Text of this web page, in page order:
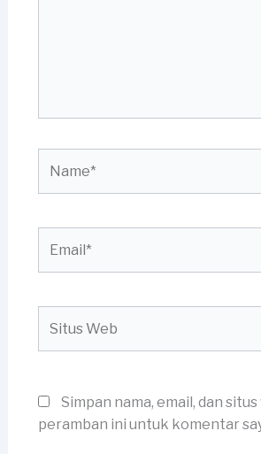
Web
Simpan nama, email, dan
peramban ini untuk komentar